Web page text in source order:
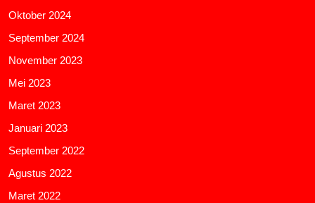
Oktober 2024
September 2024
November 2023
Mei 2023
Maret 2023
Januari 2023
September 2022
Agustus 2022
Maret 2022